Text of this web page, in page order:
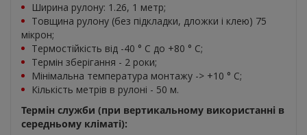
Ширина рулону: 1.26, 1 метр;
Товщина рулону (без підкладки, дложки і клею) 75
мікрон;
Термостійкість від -40 ° C до +80 ° С;
Термін зберігання - 2 роки;
Мінімальна температура монтажу -> +10 ° С;
Кількість метрів в рулоні - 50 м.
Термін служби (при вертикальному використанні в
середньому кліматі):